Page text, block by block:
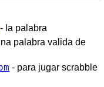
- la palabra
palabra valida de
- para jugar scrabble